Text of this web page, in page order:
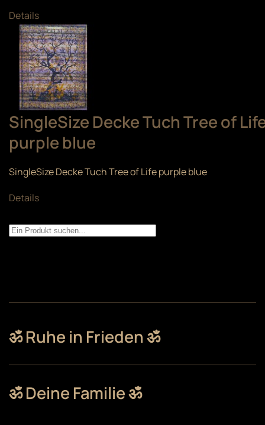
Details
SingleSize Decke Tuch Tree of
purple blue
SingleSize Decke Tuch Tree of Life purple blue
Details
ॐ Ruhe in Frieden ॐ
ॐ Deine Familie ॐ